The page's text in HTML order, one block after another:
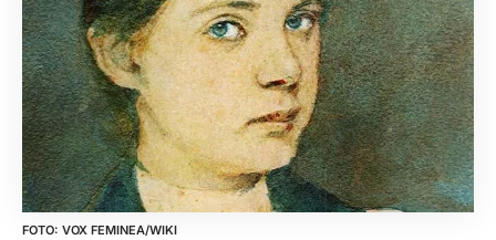
VOX FEMINEA/WIKI